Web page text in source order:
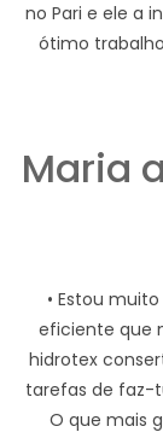
no Pari e ele a
ótimo
Maria
• Estou
eficiente que
hidrotex
tarefas de faz-
O que mais